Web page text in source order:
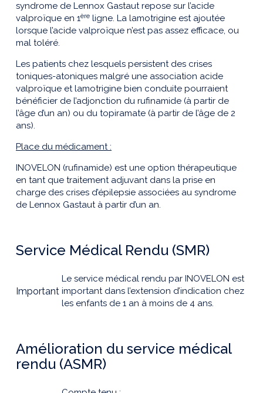
syndrome de Lennox Gastaut repose sur l’acide
valproïque en 1ère ligne. La lamotrigine est ajoutée
lorsque l’acide valproïque n’est pas assez efficace, ou
mal toléré.
Les patients chez lesquels persistent des crises
toniques-atoniques malgré une association acide
valproïque et lamotrigine bien conduite pourraient
bénéficier de l’adjonction du rufinamide (à partir de
l’âge d’un an) ou du topiramate (à partir de l’âge de 2
ans).
Place du médicament :
INOVELON (rufinamide) est une option thérapeutique
en tant que traitement adjuvant dans la prise en
charge des crises d’épilepsie associées au syndrome
de Lennox Gastaut à partir d’un an.
Service Médical Rendu (SMR)
Important
Le service médical rendu par INOVELON est
important dans l’extension d’indication chez
les enfants de 1 an à moins de 4 ans.
Amélioration du service médical
rendu (ASMR)